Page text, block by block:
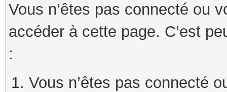
Vous n’êtes pas connecté ou
accéder à cette page. C’est
:
Vous n’êtes pas connecté